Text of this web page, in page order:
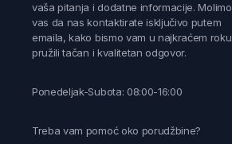
vaša pitanja i dodatne informacije. Molimo
vas da nas kontaktirate isključivo putem
emaila, kako bismo vam u najkraćem roku
pružili tačan i kvalitetan odgovor.
Ponedeljak-Subota: 08:00-16:00
Treba vam pomoć oko porudžbine?